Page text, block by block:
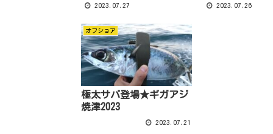
2023.07.27 2023.07.26
オフショア
極太サバ登場★ギガアジ
焼津2023
2023.07.21